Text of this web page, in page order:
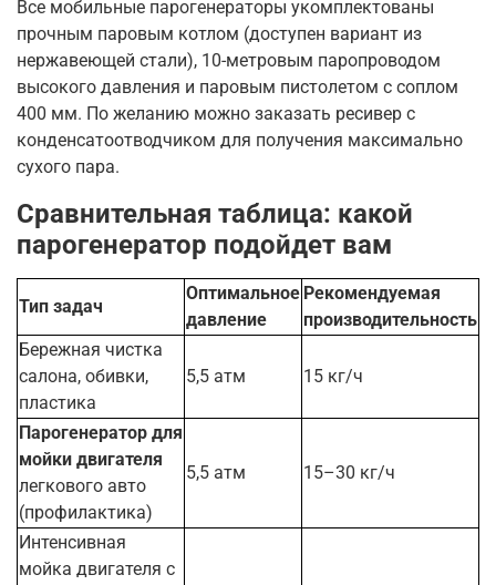
Все мобильные парогенераторы укомплектованы
прочным паровым котлом (доступен вариант из
нержавеющей стали), 10-метровым паропроводом
высокого давления и паровым пистолетом с соплом
400 мм. По желанию можно заказать ресивер с
конденсатоотводчиком для получения максимально
сухого пара.
Сравнительная таблица: какой
парогенератор подойдет вам
Тип задач
Оптимальное
давление
Рекомендуемая
производительность
Бережная чистка
салона, обивки,
пластика
5,5 атм 15 кг/ч
Парогенератор для
мойки двигателя
легкового авто
(профилактика)
5,5 атм 15–30 кг/ч
Интенсивная
мойка двигателя с